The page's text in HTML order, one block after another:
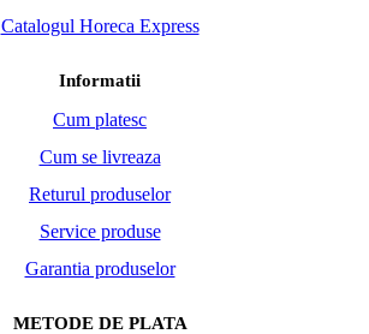
Catalogul Horeca Express
Informatii
Cum platesc
Cum se livreaza
Returul produselor
Service produse
Garantia produselor
METODE DE PLATA